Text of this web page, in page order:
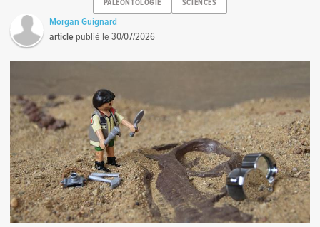
PALEONTOLOGIE SCIENCES
Morgan Guignard
article publié le30/07/2026